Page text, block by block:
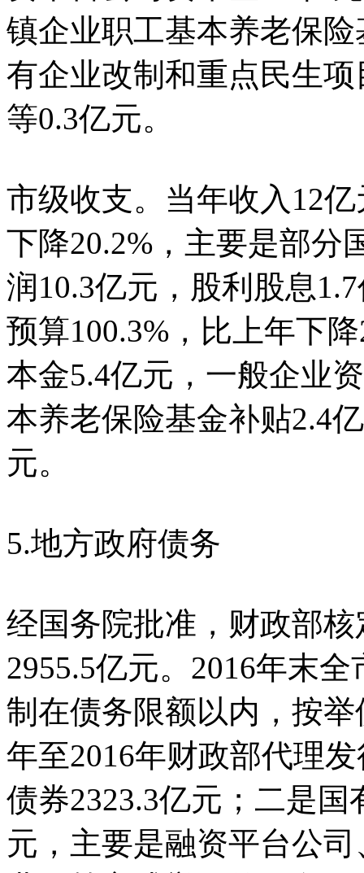
镇企业职工基本养老保
有企业改制和重点民生
等0.3亿元。
市级收支。当年收入12
下降20.2%，主要是部分
润10.3亿元，股利股息
预算100.3%，比上年下
本金5.4亿元，一般企业
本养老保险基金补贴2.4
元。
5.地方政府债务
经国务院批准，财政部
2955.5亿元。2016年末
制在债务限额以内，按
年至2016年财政部代理
债券2323.3亿元；二是
元，主要是融资平台公